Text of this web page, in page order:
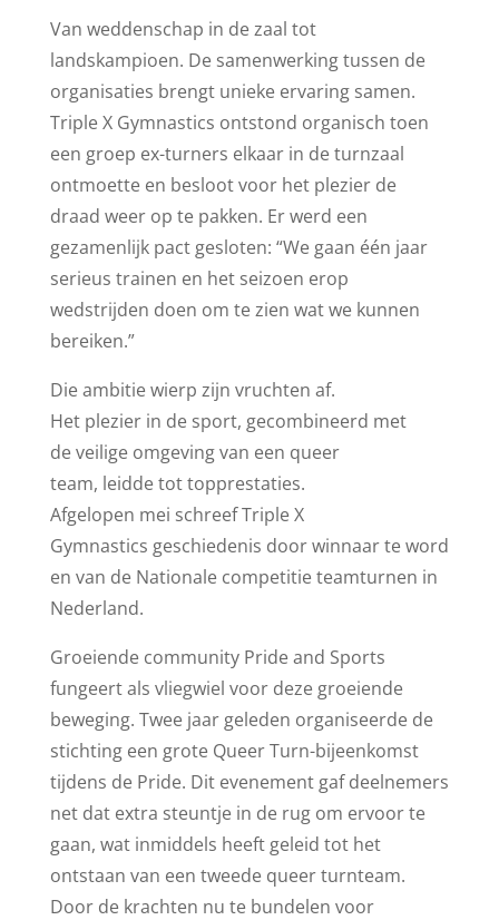
Van weddenschap in de zaal tot
landskampioen. De samenwerking tussen de
organisaties brengt unieke ervaring samen.
Triple X Gymnastics ontstond organisch toen
een groep ex-turners elkaar in de turnzaal
ontmoette en besloot voor het plezier de
draad weer op te pakken. Er werd een
gezamenlijk pact gesloten: “We gaan één jaar
serieus trainen en het seizoen erop
wedstrijden doen om te zien wat we kunnen
bereiken.”
Die ambitie wierp zijn vruchten af.
Het plezier in de sport, gecombineerd met
de veilige omgeving van een queer
team, leidde tot topprestaties.
Afgelopen mei schreef Triple X
Gymnastics geschiedenis door winnaar te word
en van de Nationale competitie teamturnen in
Nederland.
Groeiende community Pride and Sports
fungeert als vliegwiel voor deze groeiende
beweging. Twee jaar geleden organiseerde de
stichting een grote Queer Turn-bijeenkomst
tijdens de Pride. Dit evenement gaf deelnemers
net dat extra steuntje in de rug om ervoor te
gaan, wat inmiddels heeft geleid tot het
ontstaan van een tweede queer turnteam.
Door de krachten nu te bundelen voor